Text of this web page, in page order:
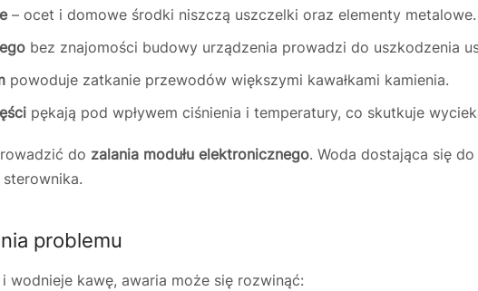
– ocet i domowe środki niszczą uszczelki oraz elementy metalowe.
bez znajomości budowy urządzenia prowadzi do uszkodzenia
powoduje zatkanie przewodów większymi kawałkami kamienia.
pękają pod wpływem ciśnienia i temperatury, co skutkuje
do zalania modułu elektronicznego. Woda dostająca się
problemu
wodnieje kawę, awaria może się rozwinąć: